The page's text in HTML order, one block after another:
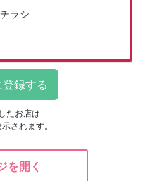
ラシ
たお店は
示されます。
を開く